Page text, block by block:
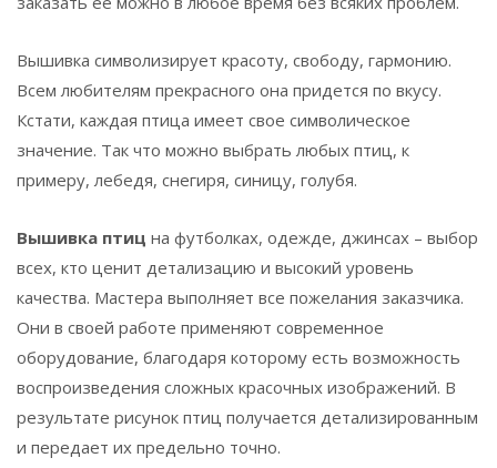
Вышивка символизирует красоту, свободу, гармонию.
Всем любителям прекрасного она придется по вкусу.
Кстати, каждая птица имеет свое символическое
значение. Так что можно выбрать любых птиц, к
примеру, лебедя, снегиря, синицу, голубя.
Вышивка птиц на футболках, одежде, джинсах – выбор
всех, кто ценит детализацию и высокий уровень
качества. Мастера выполняет все пожелания заказчика.
Они в своей работе применяют современное
оборудование, благодаря которому есть возможность
воспроизведения сложных красочных изображений. В
результате рисунок птиц получается детализированным
и передает их предельно точно.